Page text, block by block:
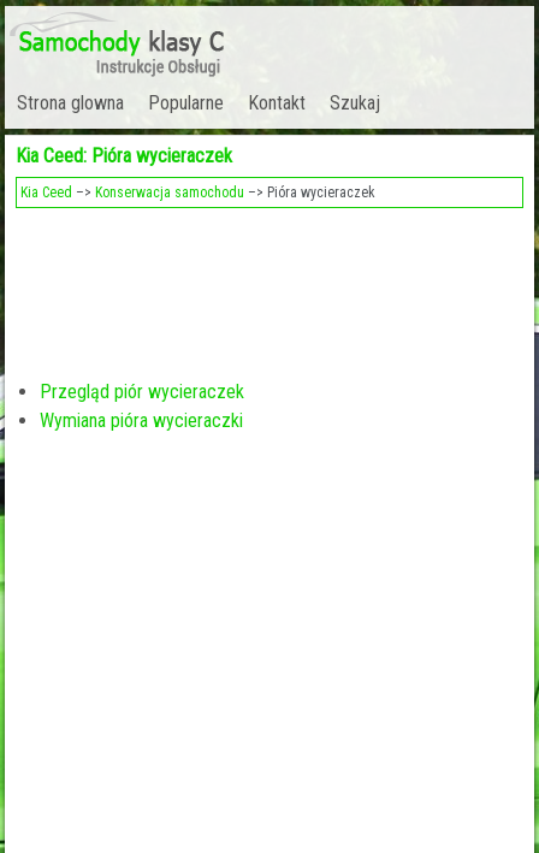
Strona glowna Popularne Kontakt Szukaj
Kia Ceed: Pióra wycieraczek
Kia Ceed –> Konserwacja samochodu –> Pióra wycieraczek
Przegląd piór wycieraczek
Wymiana pióra wycieraczki